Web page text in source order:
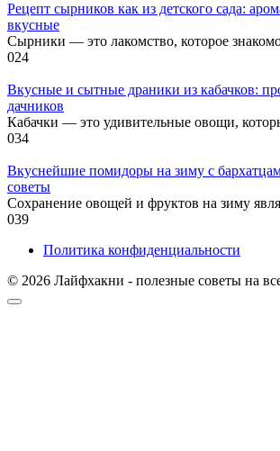
Рецепт сырников как из детского сада:
вкусные
Сырники — это лакомство, которое
024
Вкусные и сытные драники из кабачков:
дачников
Кабачки — это удивительные овощи,
034
Вкуснейшие помидоры на зиму с
советы
Сохранение овощей и фруктов на зиму
039
Политика конфиденциальности
© 2026 Лайфхакни - полезные советы на